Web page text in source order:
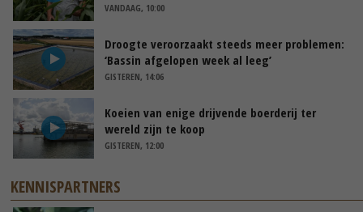
VANDAAG, 10:00
Droogte veroorzaakt steeds meer problemen:
‘Bassin afgelopen week al leeg’
GISTEREN, 14:06
Koeien van enige drijvende boerderij ter
wereld zijn te koop
GISTEREN, 12:00
KENNISPARTNERS